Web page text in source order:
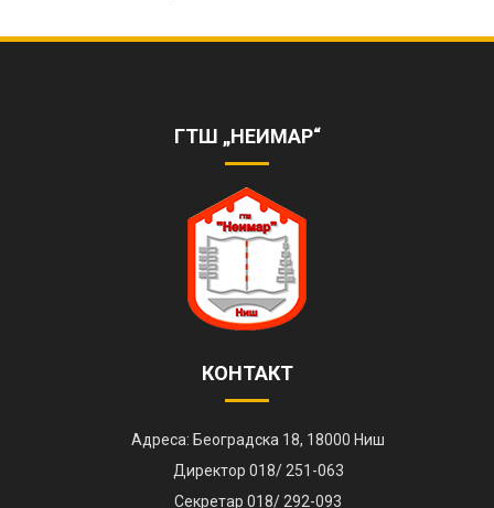
ZVANI%C4%8CNIKANAL
ГТШ „НЕИМАР“
КОНТАКТ
Адреса: Београдска 18, 18000 Ниш
Директор 018/ 251-063
Секретар 018/ 292-093